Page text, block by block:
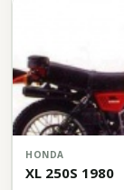
HONDA
XL 250S 1980